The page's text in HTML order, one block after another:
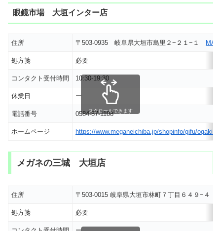
眼鏡市場 大垣インター店
住所 〒503-0935 岐阜県大垣市島里２−２１−１ MAP
処方箋 必要
コンタクト受付時間 10:30-19:30
休業日 ー
電話番号 0584-87-1108
ホームページ https://www.meganeichiba.jp/shopinfo/gifu/
スクロールできます
メガネの三城 大垣店
住所 〒503-0015 岐阜県大垣市林町７丁目６４９−４
処方箋 必要